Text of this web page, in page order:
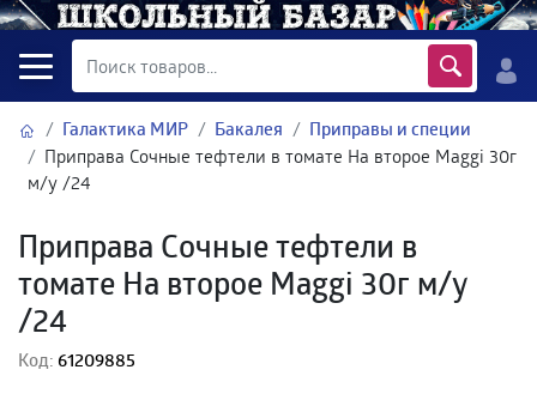
Галактика МИР Бакалея Приправы и специи
Приправа Сочные тефтели в томате На второе Maggi 30г
м/у /24
Приправа Сочные тефтели в
томате На второе Maggi 30г м/у
/24
Код: 61209885